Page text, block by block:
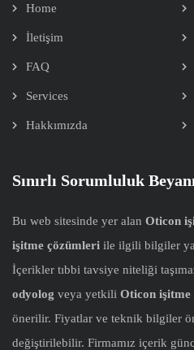
Home
İletişim
FAQ
Services
Hakkımızda
Sınırlı Sorumluluk
Bu web sitesinde yer alan Oticon
işitme çözümleri ile ilgili bilgiler
İçerikler tıbbi tavsiye niteliği
odyolog veya yetkili Oticon işitme
önerilir. Fiyatlar ve teknik bilgiler
değiştirilebilir. Firmamız içerik